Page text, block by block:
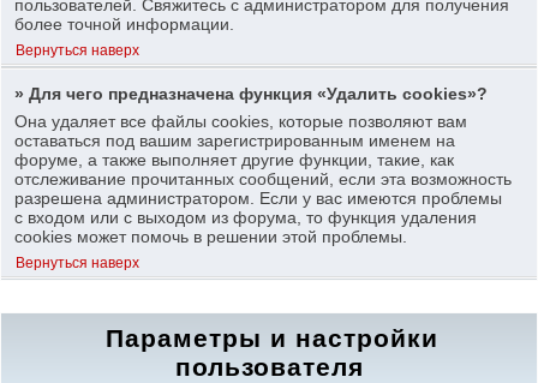
пользователей. Свяжитесь с администратором для получения
более точной информации.
Вернуться наверх
» Для чего предназначена функция «Удалить cookies»?
Она удаляет все файлы cookies, которые позволяют вам
оставаться под вашим зарегистрированным именем на
форуме, а также выполняет другие функции, такие, как
отслеживание прочитанных сообщений, если эта возможность
разрешена администратором. Если у вас имеются проблемы
с входом или с выходом из форума, то функция удаления
cookies может помочь в решении этой проблемы.
Вернуться наверх
Параметры и настройки
пользователя